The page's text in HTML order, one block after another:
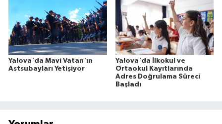
Yalova'da Mavi Vatan'ın
Astsubayları Yetişiyor
Yalova'da İlkokul ve
Ortaokul Kayıtlarında
Adres Doğrulama Süreci
Başladı